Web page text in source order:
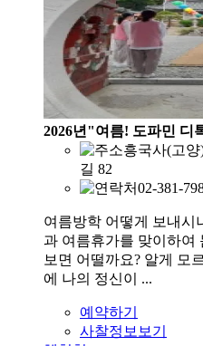
2026년"여름! 도파민 디
흥국사(고
길 82
02-381-
여름방학 어떻게 보내시
과 여름휴가를 맞이하여
보면 어떨까요? 알게 모
에 나의 정신이 ...
예약하기
사찰정보보기